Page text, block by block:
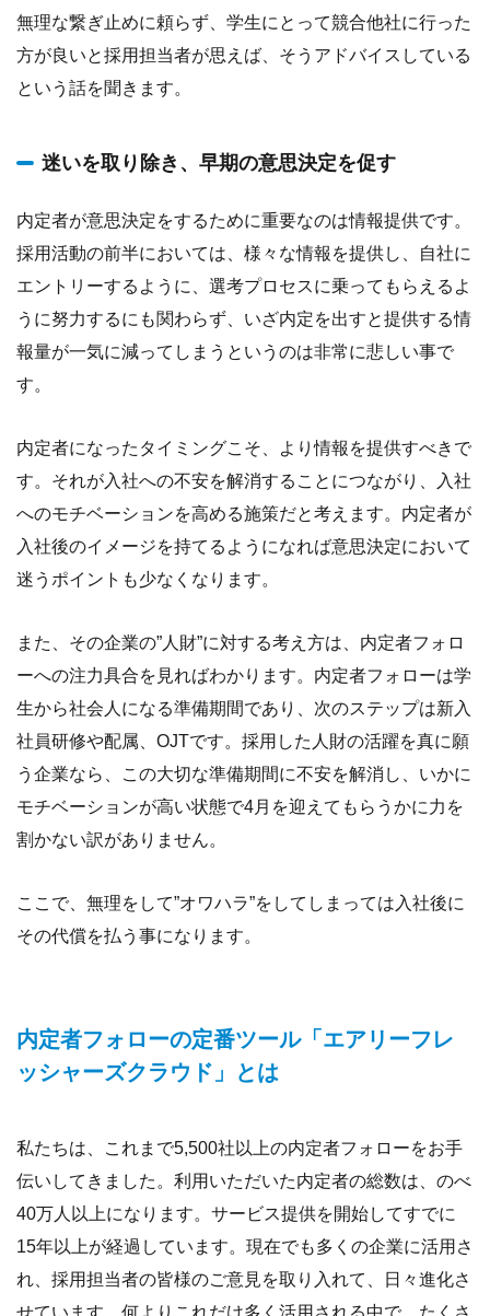
無理な繋ぎ止めに頼らず、学生にとって競合他社に行った
方が良いと採用担当者が思えば、そうアドバイスしている
という話を聞きます。
迷いを取り除き、早期の意思決定を促す
内定者が意思決定をするために重要なのは情報提供です。
採用活動の前半においては、様々な情報を提供し、自社に
エントリーするように、選考プロセスに乗ってもらえるよ
うに努力するにも関わらず、いざ内定を出すと提供する情
報量が一気に減ってしまうというのは非常に悲しい事で
す。
内定者になったタイミングこそ、より情報を提供すべきで
す。それが入社への不安を解消することにつながり、入社
へのモチベーションを高める施策だと考えます。内定者が
入社後のイメージを持てるようになれば意思決定において
迷うポイントも少なくなります。
また、その企業の”人財”に対する考え方は、内定者フォロ
ーへの注力具合を見ればわかります。内定者フォローは学
生から社会人になる準備期間であり、次のステップは新入
社員研修や配属、OJTです。採用した人財の活躍を真に願
う企業なら、この大切な準備期間に不安を解消し、いかに
モチベーションが高い状態で4月を迎えてもらうかに力を
割かない訳がありません。
ここで、無理をして”オワハラ”をしてしまっては入社後に
その代償を払う事になります。
内定者フォローの定番ツール「エアリーフレ
ッシャーズクラウド」とは
私たちは、これまで5,500社以上の内定者フォローをお手
伝いしてきました。利用いただいた内定者の総数は、のべ
40万人以上になります。サービス提供を開始してすでに
15年以上が経過しています。現在でも多くの企業に活用さ
れ、採用担当者の皆様のご意見を取り入れて、日々進化さ
せています。何よりこれだけ多く活用される中で、たくさ